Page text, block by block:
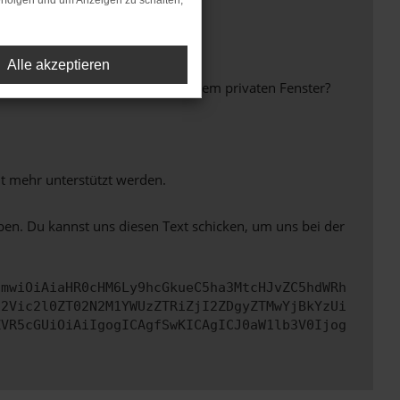
anderen Browser oder in einem privaten Fenster?
mehr unterstützt werden.
Du kannst uns diesen Text schicken, um uns bei der
Alle akzeptieren